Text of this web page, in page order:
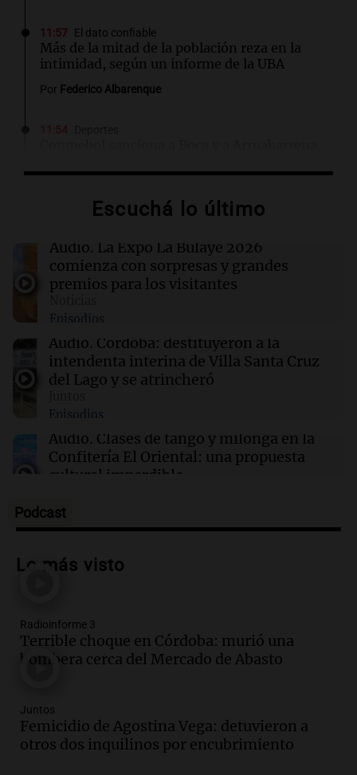
11:57 El dato confiable
Más de la mitad de la población reza en la
intimidad, según un informe de la UBA
Por Federico Albarenque
Juntos
Salame con la novedad de la variedad "ultra
premium"
"Tiene que haber una reglamentación": el
reclamo del Kennel Club por los criaderos de
perros
Un hombre se enfrenta al brote de ébola más
veloz de la historia sin recibir salario
Escuchá lo último
Audio. La Expo La Bulaye 2026
comienza con sorpresas y grandes
premios para los visitantes
Episodios
Audio. Córdoba: destituyeron a la
intendenta interina de Villa Santa Cruz
del Lago y se atrincheró
Episodios
Audio. Clases de tango y milonga en la
Confitería El Oriental: una propuesta
cultural imperdible
Episodios
Audio.Más de la mitad de la población
de la UBA
Audio.
Cayetano pidiendo trabajo y salud en
Córdoba
Audio. "Tiene que haber una
reglamentación": el reclamo del Kennel
Podcast
Lo más visto
Radioinforme 3
Terrible choque en Córdoba: murió una
bombera cerca del Mercado de Abasto
Juntos
Femicidio de Agostina Vega: detuvieron a
otros dos inquilinos por encubrimiento